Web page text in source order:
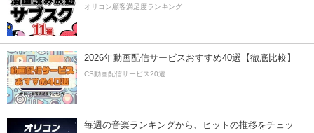
オリコン顧客満足度ランキング
2026年動画配信サービスおすすめ40選【徹底比較】
CS動画配信サービス20選
毎週の音楽ランキングから、ヒットの推移をチェッ